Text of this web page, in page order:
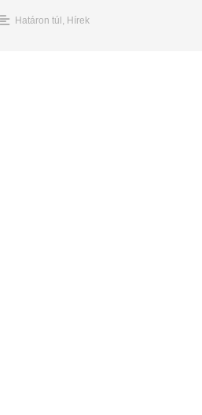
Határon túl , Hírek